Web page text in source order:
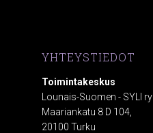
YHTEYSTIEDOT
Toimintakeskus
Lounais-Suomen - SYLI ry
Maariankatu 8 D 104,
20100 Turku